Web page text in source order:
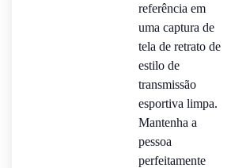
referência em
uma captura de
tela de retrato de
estilo de
transmissão
esportiva limpa.
Mantenha a
pessoa
perfeitamente